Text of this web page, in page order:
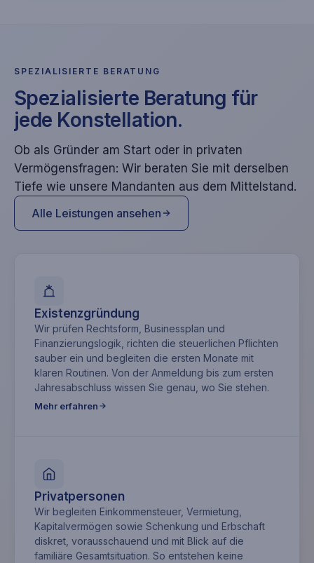
SPEZIALISIERTE BERATUNG
Spezialisierte Beratung für
jede Konstellation.
Ob als Gründer am Start oder in privaten
Vermögensfragen: Wir beraten Sie mit derselben
Tiefe wie unsere Mandanten aus dem Mittelstand.
Alle Leistungen ansehen
Existenzgründung
Wir prüfen Rechtsform, Businessplan und
Finanzierungslogik, richten die steuerlichen Pflichten
sauber ein und begleiten die ersten Monate mit
klaren Routinen. Von der Anmeldung bis zum ersten
Jahresabschluss wissen Sie genau, wo Sie stehen.
Mehr erfahren
Privatpersonen
Wir begleiten Einkommensteuer, Vermietung,
Kapitalvermögen sowie Schenkung und Erbschaft
diskret, vorausschauend und mit Blick auf die
familiäre Gesamtsituation. So entstehen keine